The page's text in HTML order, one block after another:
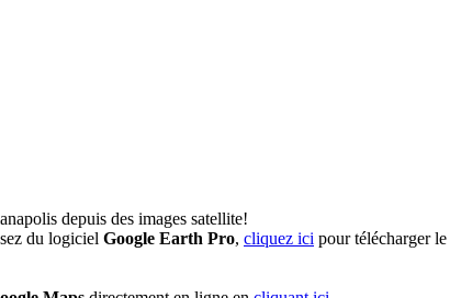
depuis des images satellite!
du logiciel Google Earth Pro, cliquez ici pour télécharger le